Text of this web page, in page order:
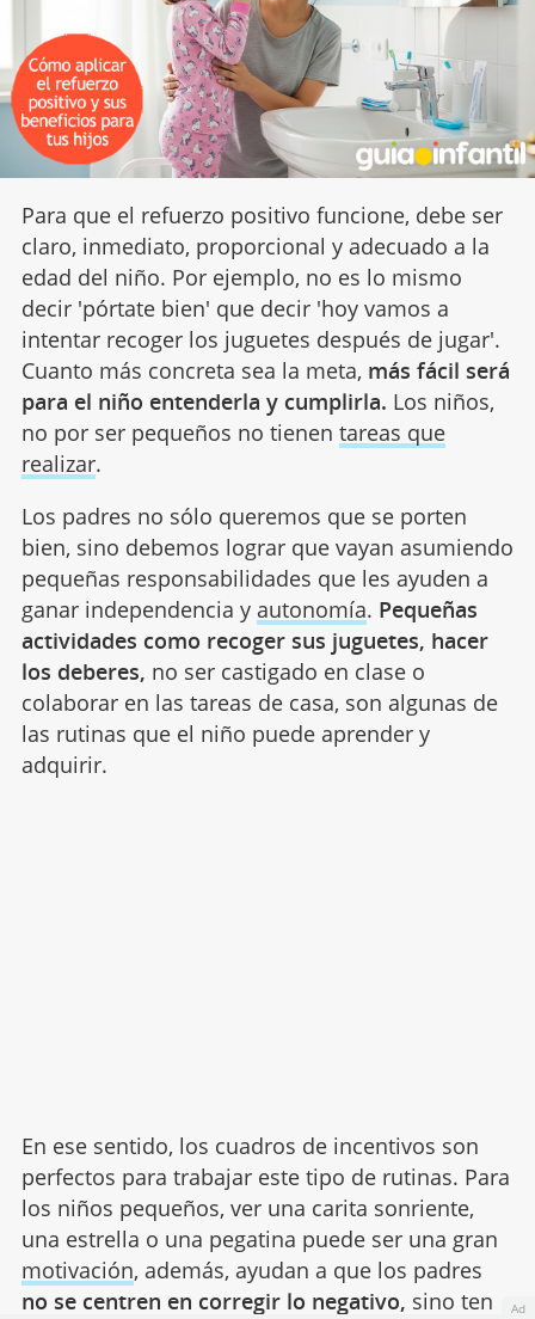
Para que el refuerzo positivo funcione, debe ser
claro, inmediato, proporcional y adecuado a la
edad del niño. Por ejemplo, no es lo mismo
decir 'pórtate bien' que decir 'hoy vamos a
intentar recoger los juguetes después de jugar'.
Cuanto más concreta sea la meta, más fácil será
para el niño entenderla y cumplirla. Los niños,
no por ser pequeños no tienen tareas que
realizar.
Los padres no sólo queremos que se porten
bien, sino debemos lograr que vayan asumiendo
pequeñas responsabilidades que les ayuden a
ganar independencia y autonomía. Pequeñas
actividades como recoger sus juguetes, hacer
los deberes, no ser castigado en clase o
colaborar en las tareas de casa, son algunas de
las rutinas que el niño puede aprender y
adquirir.
En ese sentido, los cuadros de incentivos son
perfectos para trabajar este tipo de rutinas. Para
los niños pequeños, ver una carita sonriente,
una estrella o una pegatina puede ser una gran
motivación, además, ayudan a que los padres
no se centren en corregir lo negativo, sino ten
Ad